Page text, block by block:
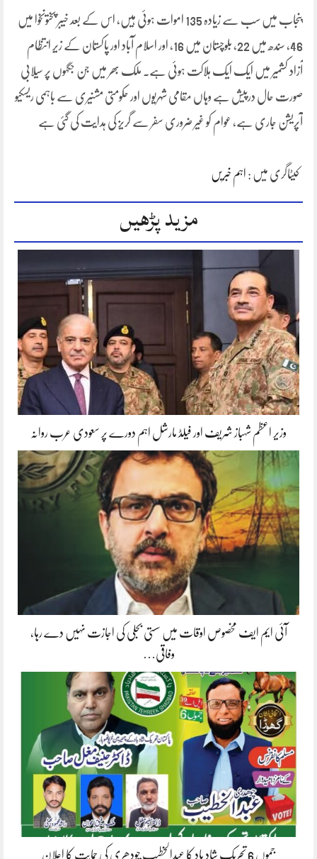
پنجاب میں سب سے زیادہ 135 اموات ہوئی ہیں، اس کے بعد خیبر پختونخوا میں
46، سندھ میں 22، بلوچستان میں 16، اور اسلام آباد اور پاکستان کے زیرِ انتظام
آزاد کشمیر میں ایک ایک ہلاکت ہوئی ہے۔ ملک بھر میں جن جگہوں پر سیلابی
صورت حال درپیش ہے وہاں مقامی شہریوں اور حکومتی مشنیری سے باہمی ریسکیو
آپریشن جاری ہے، عوام کو غیر ضروری سفر سے گریز کی ہدایت کی گئی ہے
کیٹاگری میں : اہم خبریں
مزید پڑھیں
وزیر اعظم شہباز شریف اور فیلڈ مارشل اہم دورے پر سعودی عرب روانہ
آئی ایم ایف مخصوص اوقات میں سستی بجلی کی اجازت نہیں دے رہا،
وفاقی…
جموں 6 تحریک شاد باد کا عبدالخطیب چودھری کی حمایت کا اعلان